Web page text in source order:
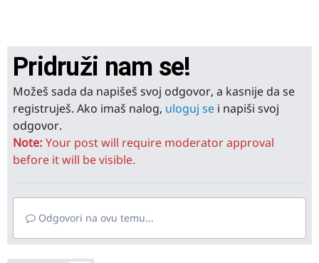
Pridruži nam se!
Možeš sada da napišeš svoj odgovor, a kasnije da se
registruješ. Ako imaš nalog, uloguj se i napiši svoj
odgovor.
Note: Your post will require moderator approval
before it will be visible.
Odgovori na ovu temu...